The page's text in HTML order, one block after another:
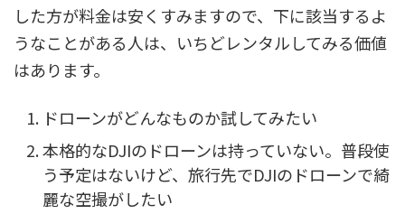
した方が料金は安くすみますので、下に該当するよ
うなことがある人は、いちどレンタルしてみる価値
はあります。
ドローンがどんなものか試してみたい
本格的なDJIのドローンは持っていない。普段使
う予定はないけど、旅行先でDJIのドローンで綺
麗な空撮がしたい